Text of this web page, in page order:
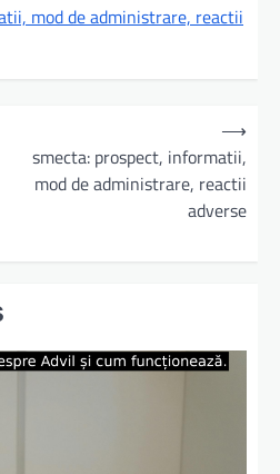
mod de administrare, reactii
smecta: prospect, informatii,
mod de administrare, reactii
adverse
⟶